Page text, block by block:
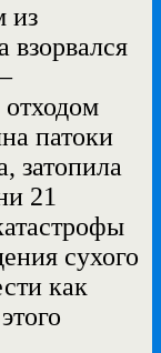
из
взорвался
патоки
затопила
21
сухого
как